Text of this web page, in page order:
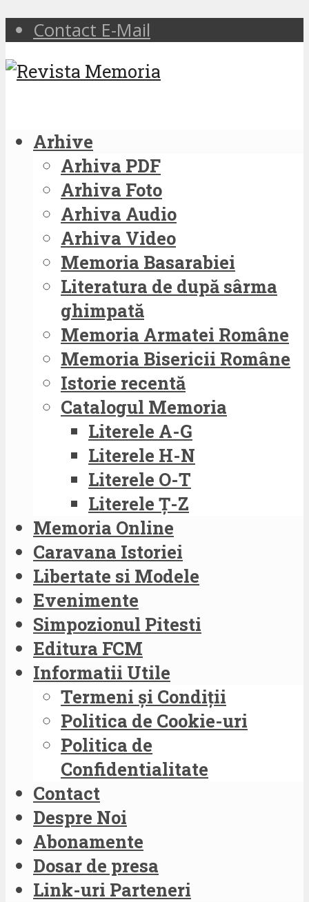
Contact E-Mail
Arhive
Arhiva PDF
Arhiva Foto
Arhiva Audio
Arhiva Video
Memoria Basarabiei
Literatura de după sârma
ghimpată
Memoria Armatei Române
Memoria Bisericii Române
Istorie recentă
Catalogul Memoria
Literele A-G
Literele H-N
Literele O-T
Literele Ț-Z
Memoria Online
Caravana Istoriei
Libertate si Modele
Evenimente
Simpozionul Pitesti
Editura FCM
Informatii Utile
Termeni și Condiții
Politica de Cookie-uri
Politica de
Confidentialitate
Contact
Despre Noi
Abonamente
Dosar de presa
Link-uri Parteneri